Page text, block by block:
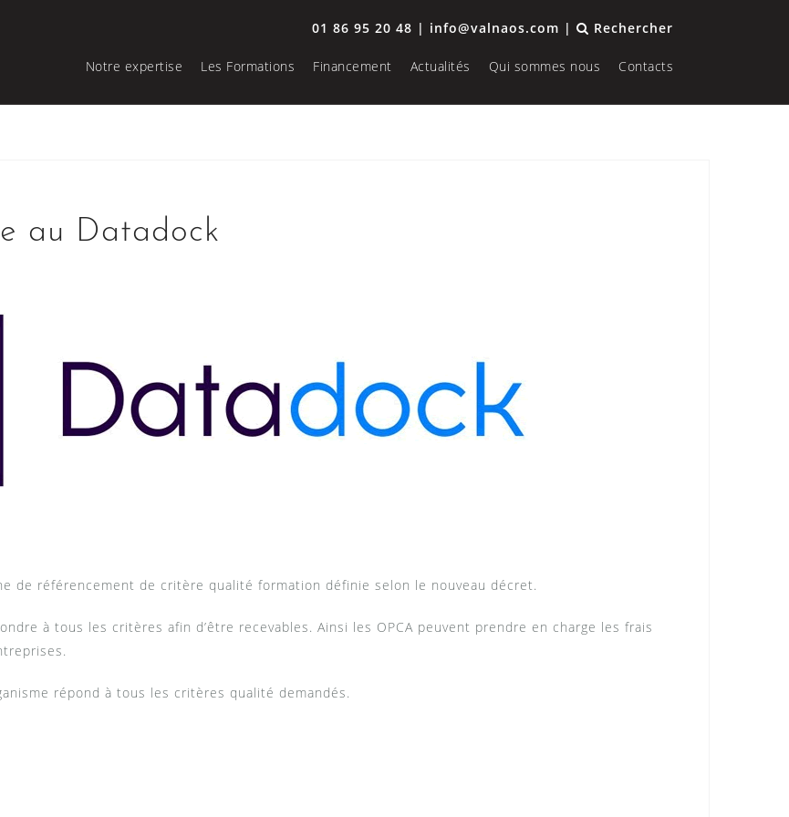
01 86 95 20 48 | info@valnaos.com | Rechercher
Notre expertise Les Formations Financement Actualités Qui sommes nous Contacts
au Datadock
de référencement de critère qualité formation définie selon le nouveau décret.
à tous les critères afin d’être recevables. Ainsi les OPCA peuvent prendre en charge les frais
répond à tous les critères qualité demandés.